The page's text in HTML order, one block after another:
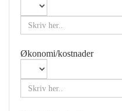
Økonomi/kostnader